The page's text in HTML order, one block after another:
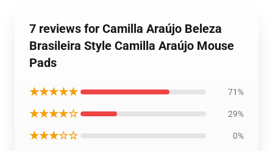
7 reviews for Camilla Araújo Beleza
Brasileira Style Camilla Araújo Mouse
Pads
★★★★★ 71%
★★★★☆ 29%
★★★☆☆ 0%